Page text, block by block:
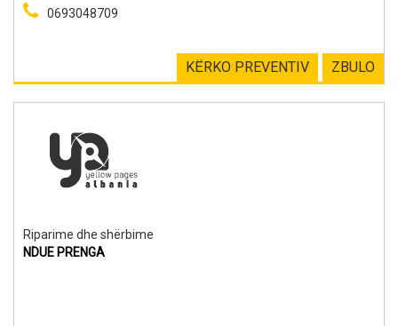
0693048709
ZBULO
KËRKO PREVENTIV
Riparime dhe shërbime
NDUE PRENGA